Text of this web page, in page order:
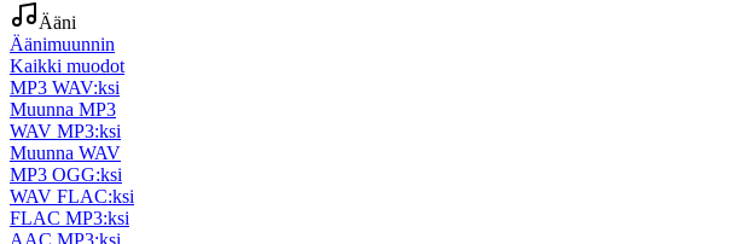
Ääni
Äänimuunnin
Kaikki muodot
MP3 WAV:ksi
Muunna MP3
WAV MP3:ksi
Muunna WAV
MP3 OGG:ksi
WAV FLAC:ksi
FLAC MP3:ksi
AAC MP3:ksi